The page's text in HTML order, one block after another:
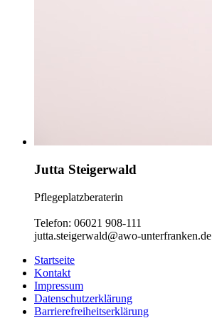
Jutta Steigerwald
Pflegeplatzberaterin
Telefon: 06021 908-111
jutta.steigerwald@awo-unterfranken.de
Startseite
Kontakt
Impressum
Datenschutzerklärung
Barrierefreiheitserklärung